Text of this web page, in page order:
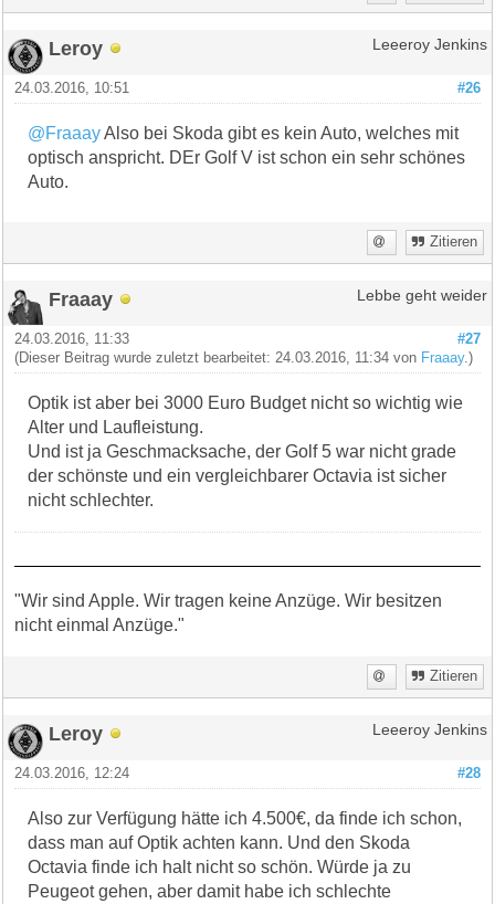
Leroy Leeeroy Jenkins
#26
24.03.2016, 10:51
@FraaayAlso bei Skoda gibt es kein Auto, welches mit
optisch anspricht. DEr Golf V ist schon ein sehr schönes
Auto.
Zitieren
Fraaay Lebbe geht weider
#27
24.03.2016, 11:33
(Dieser Beitrag wurde zuletzt bearbeitet: 24.03.2016, 11:34 von Fraaay.)
Optik ist aber bei 3000 Euro Budget nicht so wichtig wie
Alter und Laufleistung.
Und ist ja Geschmacksache, der Golf 5 war nicht grade
der schönste und ein vergleichbarer Octavia ist sicher
nicht schlechter.
"Wir sind Apple. Wir tragen keine Anzüge. Wir besitzen
nicht einmal Anzüge."
Zitieren
Leroy Leeeroy Jenkins
#28
24.03.2016, 12:24
Also zur Verfügung hätte ich 4.500€, da finde ich schon,
dass man auf Optik achten kann. Und den Skoda
Octavia finde ich halt nicht so schön. Würde ja zu
Peugeot gehen, aber damit habe ich schlechte